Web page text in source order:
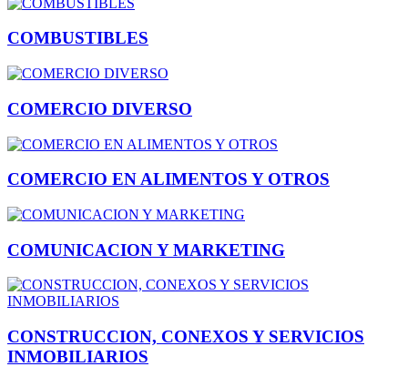
COMBUSTIBLES
COMERCIO DIVERSO
COMERCIO EN ALIMENTOS Y OTROS
COMUNICACION Y MARKETING
CONSTRUCCION, CONEXOS Y SERVICIOS
INMOBILIARIOS